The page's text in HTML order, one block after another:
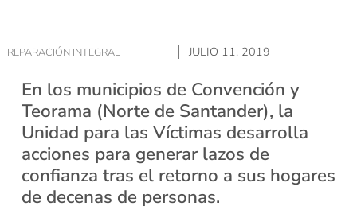
REPARACIÓN INTEGRAL JULIO 11, 2019
En los municipios de Convención y
Teorama (Norte de Santander), la
Unidad para las Víctimas desarrolla
acciones para generar lazos de
confianza tras el retorno a sus hogares
de decenas de personas.